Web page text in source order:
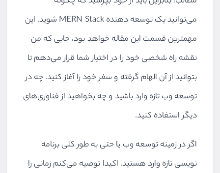
می‌توانید یک توسعه دهندهMERN Stack شوید. این
مهمترین قسمت این مقاله خواهد بود، جایی که من
نقشه راه شخصی خود را در اختیار شما قرار می‌دهم تا
بتوانید از آن الهام گرفته و سفر خود را آغاز کنید. چه در
توسعه وب تازه وارد باشید و چه بخواهید از فناوری‌های
دیگر استفاده کنید.
اگر در زمینه توسعه وب یا حتی به طور کلی برنامه
نویسی تازه وارد هستید، اکیدا توصیه می‌کنم زمانی را